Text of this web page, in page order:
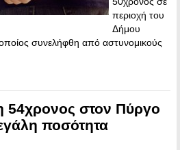
περιοχή του
Δήμου
συνελήφθη από αστυνομικούς
54χρονος στον Πύργο
ποσότητα